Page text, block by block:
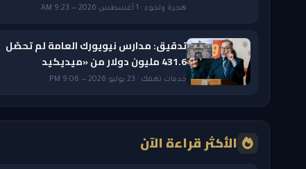
هجرة ولجوء · 1 أغسطس 2026 — 9:23 AM
تدقيق: مدارس نيويورك العامة لم تحصّل
431.6 مليون دولار من «ميديكيد
خدمات تهمك · 23 يوليو 2026 — 9:06 PM
الأكثر قراءة الآن